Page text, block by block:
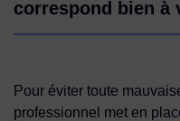
correspond bien à
Pour éviter toute
professionnel met en